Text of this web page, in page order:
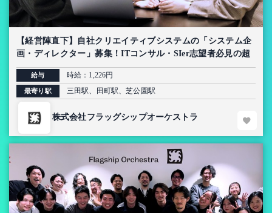
【経営陣直下】自社クリエイティブシステムの「システム企
画・ディレクター」募集！ITコンサル・SIer志望者必見の超
上流インターン【AI導入プロジェクト】
給与 時給：1,226円
最寄り駅 三田駅、田町駅、芝公園駅
株式会社フラッグシップオーケストラ